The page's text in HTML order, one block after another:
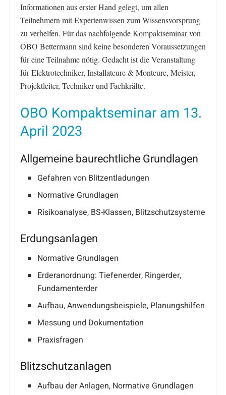
Informationen aus erster Hand gelegt, um allen
Teilnehmern mit Expertenwissen zum Wissensvorsprung
zu verhelfen. Für das nachfolgende Kompaktseminar von
OBO Bettermann sind keine besonderen Voraussetzungen
für eine Teilnahme nötig. Gedacht ist die Veranstaltung
für Elektrotechniker, Installateure & Monteure, Meister,
Projektleiter, Techniker und Fachkräfte.
OBO Kompaktseminar am 13.
April 2023
Allgemeine baurechtliche Grundlagen
Gefahren von Blitzentladungen
Normative Grundlagen
Risikoanalyse, BS-Klassen, Blitzschutzsysteme
Erdungsanlagen
Normative Grundlagen
Erderanordnung: Tiefenerder, Ringerder,
Fundamenterder
Aufbau, Anwendungsbeispiele, Planungshilfen
Messung und Dokumentation
Praxisfragen
Blitzschutzanlagen
Aufbau der Anlagen, Normative Grundlagen